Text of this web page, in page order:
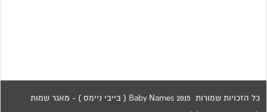
כל הזכויות שמורות 2015 Baby Names ( בייבי ניימס ) - מאגר שמות